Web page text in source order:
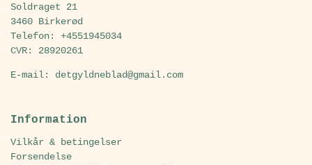
Soldraget 21
3460 Birkerød
Telefon: +4551945034
CVR: 28920261
E-mail: detgyldneblad@gmail.com
Information
Vilkår & betingelser
Forsendelse